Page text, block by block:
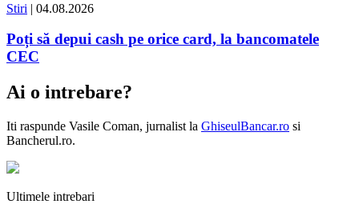
Stiri | 04.08.2026
Poți să depui cash pe orice card, la bancomatele
CEC
Ai o intrebare?
Iti raspunde Vasile Coman, jurnalist la GhiseulBancar.ro si
Bancherul.ro.
Ultimele intrebari